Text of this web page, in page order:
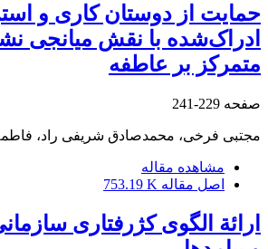
حمایت از دوستان کاری و
ادراک‌شده با نقش میانجی
متمرکز بر عاطفه
صفحه 229-241
مجتبی فرخی، محمدصادق شریفی راد،
مشاهده مقاله
اصل مقاله 753.19 K
ارائة الگوی کژرفتاری